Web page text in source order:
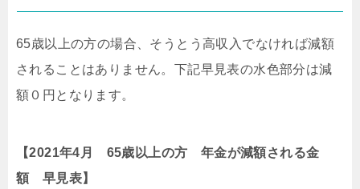
65歳以上の方の場合、そうとう高収入でなければ減額
されることはありません。下記早見表の水色部分は減
額０円となります。
【2021年4月 65歳以上の方 年金が減額される金
額 早見表】